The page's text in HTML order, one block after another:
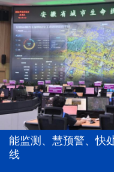
能监测、慧预警、快
线